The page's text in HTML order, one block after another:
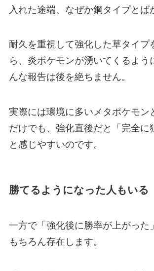
入れた途端、なぜか鋼タイプとば
耐久を重視して強化した草タイプ
ら、炎ポケモンが湧いてくるよう
んな報告は後を絶ちません。
実際には環境に多いメタポケモン
だけでも、強化直後だと「完全に
と感じやすいのです。
勝てるようになった人もいる
一方で「強化後に勝率が上がった
もちろん存在します。